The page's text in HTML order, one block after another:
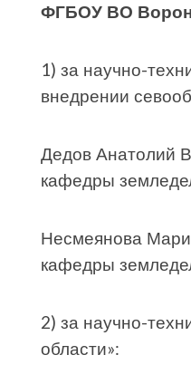
ФГБОУ ВО
1) за научно-
внедрении
Дедов Анатолий
кафедры
Несмеянова
кафедры
2) за научно-
области»: